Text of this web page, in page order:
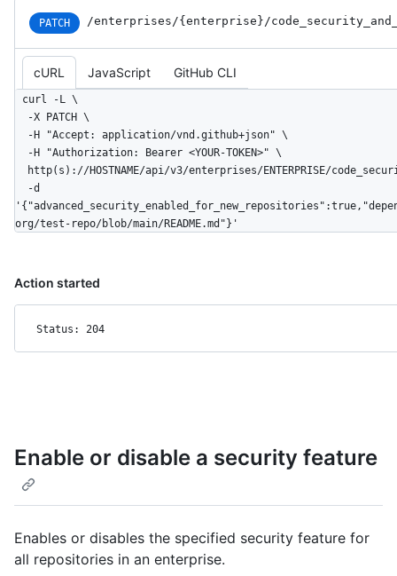
PATCH /enterprises/{enterprise}/code_ security_
cURL JavaScript GitHub CLI
curl -L \
org/test-repo/blob/main/README.md"}'
Action started
Status: 204
Enable or disable a security feature
Enables or disables the specified security feature for
all repositories in an enterprise.